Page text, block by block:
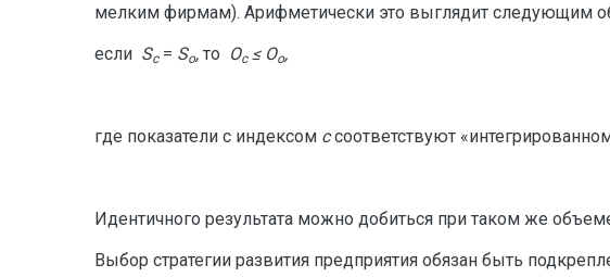
мелким фирмам). Арифметически это выглядит следующим
если Sc= So, то Ос≤ Оо,
где показатели с индексом cсоответствуют
Идентичного результата можно добиться при таком же
Выбор стратегии развития предприятия обязан быть